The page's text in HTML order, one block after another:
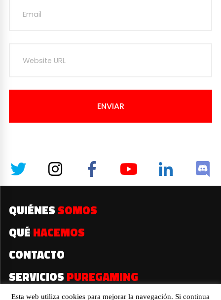
ENVIAR
QUIÉNES SOMOS
QUÉ HACEMOS
CONTACTO
SERVICIOS PUREGAMING
Esta web utiliza cookies para mejorar la navegación. Si continua